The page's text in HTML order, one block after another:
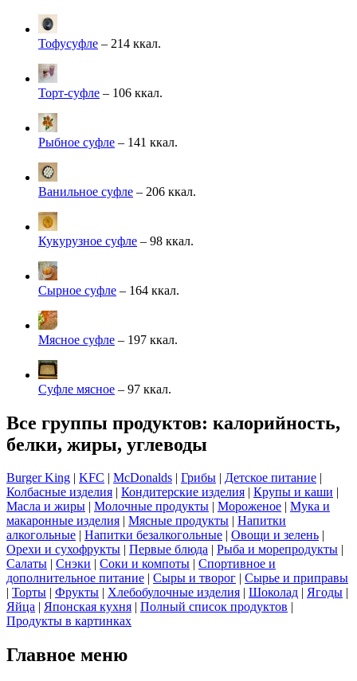
Тофусуфле – 214 ккал.
Торт-суфле – 106 ккал.
Рыбное суфле – 141 ккал.
Ванильное суфле – 206 ккал.
Кукурузное суфле – 98 ккал.
Сырное суфле – 164 ккал.
Мясное суфле – 197 ккал.
Суфле мясное – 97 ккал.
Все группы продуктов: калорийность,
белки, жиры, углеводы
Burger King | KFC | McDonalds | Грибы | Детское питание |
Колбасные изделия | Кондитерские изделия | Крупы и каши |
Масла и жиры | Молочные продукты | Мороженое | Мука и
макаронные изделия | Мясные продукты | Напитки
алкогольные | Напитки безалкогольные | Овощи и зелень |
Орехи и сухофрукты | Первые блюда | Рыба и морепродукты |
Салаты | Снэки | Соки и компоты | Спортивное и
дополнительное питание | Сыры и творог | Сырье и приправы
| Торты | Фрукты | Хлебобулочные изделия | Шоколад | Ягоды |
Яйца | Японская кухня | Полный список продуктов |
Продукты в картинках
Главное меню